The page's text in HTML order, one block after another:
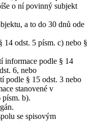
o ní povinný subjekt
a to do 30 dnů ode
14 odst. 5 písm. c) nebo §
informace podle § 14
6, nebo
podle § 15 odst. 3 nebo
stanovené v
písm. b).
se spisovým